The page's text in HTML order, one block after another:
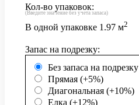
Кол-во упаковок:
(Введите значение без учета запаса)
В одной упаковке 1.97 м2
Запас на подрезку:
Без запаса на подрезку
Прямая (+5%)
Диагональная (+10%)
Елка (+12%)